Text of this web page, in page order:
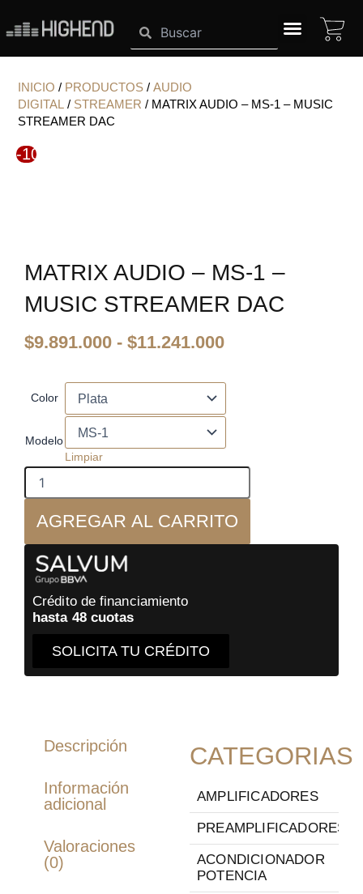
contenido
INICIO / PRODUCTOS / AUDIO
DIGITAL / STREAMER / MATRIX AUDIO – MS-1 – MUSIC
STREAMER DAC
-10%
MATRIX AUDIO – MS-1 –
MUSIC STREAMER DAC
$9.891.000 - $11.241.000Rango
$9.891.000
$11.241.000
Color
Modelo
Limpiar
Audio
MS-
-
Music
Streamer
DACAGREGAR AL CARRITO
Crédito de financiamiento
hasta 48 cuotas
SOLICITA TU CRÉDITO
Descripción
Información
adicional
Valoraciones
(0)
CATEGORIAS
AMPLIFICADORES
PREAMPLIFICADORES
ACONDICIONADOR
POTENCIA